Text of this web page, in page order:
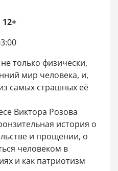
12+
только физически,
мир человека, и,
самых страшных её
Виктора Розова
история о
и прощении, о
человеком в
и как патриотизм